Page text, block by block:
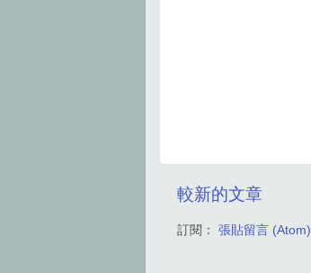
較新的文章
訂閱： 張貼留言 (Atom)